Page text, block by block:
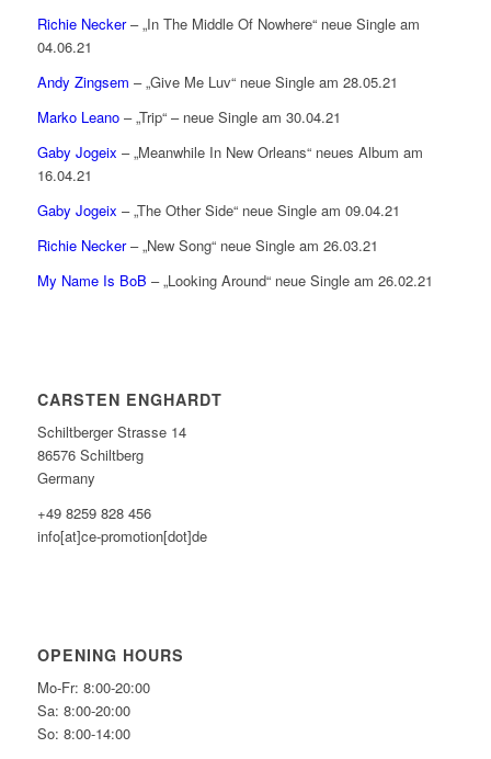
Richie Necker– „In The Middle Of Nowhere“ neue Single am
04.06.21
Andy Zingsem – „Give Me Luv“ neue Single am 28.05.21
Marko Leano– „Trip“ – neue Single am 30.04.21
Gaby Jogeix – „Meanwhile In New Orleans“ neues Album am
16.04.21
Gaby Jogeix – „The Other Side“ neue Single am 09.04.21
Richie Necker– „New Song“ neue Single am 26.03.21
My Name Is BoB – „Looking Around“ neue Single am 26.02.21
CARSTEN ENGHARDT
Schiltberger Strasse 14
86576 Schiltberg
Germany
+49 8259 828 456
info[at]ce-promotion[dot]de
OPENING HOURS
Mo-Fr: 8:00-20:00
Sa: 8:00-20:00
So: 8:00-14:00